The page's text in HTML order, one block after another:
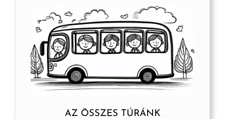
AZ ÖSSZES TÚRÁNK